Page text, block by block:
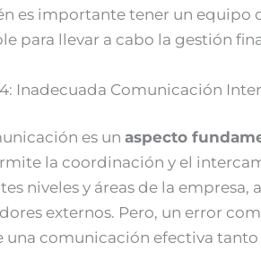
es importante tener un
para llevar a cabo la gestión
Inadecuada Comunicación
es un aspecto
la coordinación y el
niveles y áreas de la empresa,
externos. Pero, un error
una comunicación efectiva